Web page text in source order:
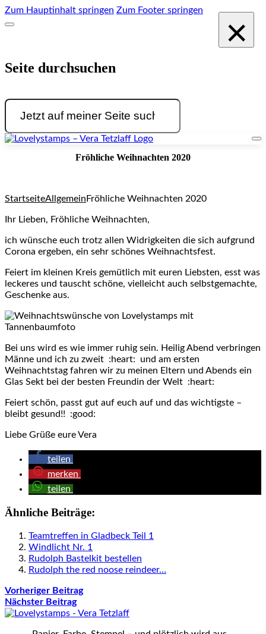
Zum Hauptinhalt springen Zum Footer springen
Seite durchsuchen
Suchen
×
Fröhliche Weihnachten 2020
StartseiteAllgemein Fröhliche Weihnachten 2020
Ihr Lieben, Fröhliche Weihnachten,
ich wünsche euch trotz allen Widrigkeiten die sich aufgrund
Corona ergeben, ein sehr schönes Weihnachtsfest.
Feiert im kleinen Kreis gemütlich mit euren Liebsten, esst was
leckeres und tauscht schöne, vielleicht auch selbstgemachte,
Geschenke aus.
Bei uns wird es wie immer ruhig sein. Heilig Abend verbringen
Männe und ich zu zweit :heart: und am ersten
Weihnachtstag fahren wir zu meinen Eltern und Abends ein
Glas Sekt bei der besten Freundin der Welt :heart:
Feiert schön, passt gut auf euch auf und das wichtigste –
bleibt gesund!! :good:
Liebe Grüße eure Vera
teilen
merken
teilen
Ähnliche Beiträge:
Teamtreffen in Gladbeck Teil 1
Windlicht Nr. 1
Rudolph Bastelkit bestellen
Rudolph the red noose reindeer…
Vorheriger Beitrag
Nächster Beitrag